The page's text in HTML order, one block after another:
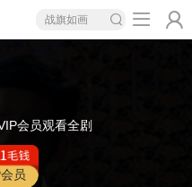
战旗如画
会员观看全剧
员